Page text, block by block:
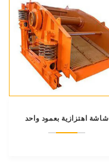
شاشة اهتزازية بعمود واحد